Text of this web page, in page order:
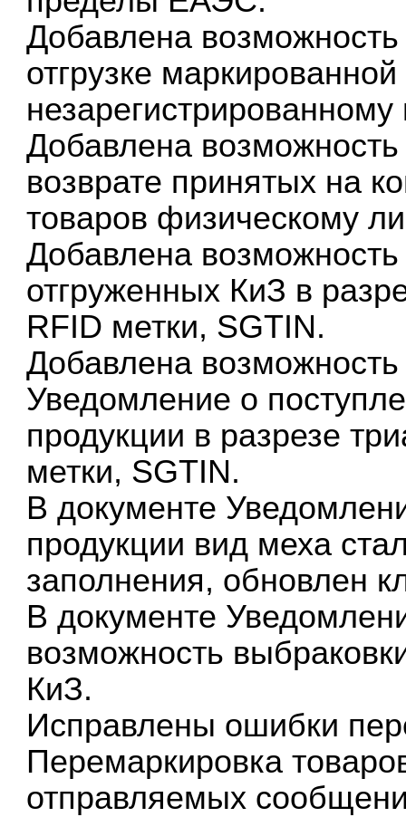
Добавлена
отгрузке
Добавлена
возврате принятых на
товаров физическому
Добавлена
отгруженных КиЗ в
RFID метки, SGTIN.
Добавлена
Уведомление о
продукции в разрезе
метки, SGTIN.
В документе
продукции вид меха
заполнения, обновлен
В документе
возможность
КиЗ.
Исправлены ошибки
Перемаркировка
отправляемых